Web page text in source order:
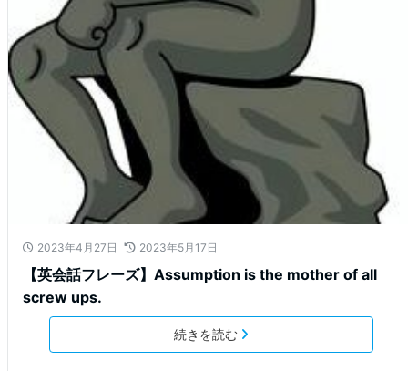
2023年4月27日 2023年5月17日
【英会話フレーズ】Assumption is the mother of all
screw ups.
続きを読む